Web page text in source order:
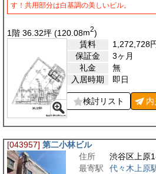
す！共用部分は白基調の美しいビル。
1階 36.32坪 (120.08m2)
賃料
1,272,728
保証金
3ヶ月
礼金
無
入居時期
即日
検討リスト 内
[043957] 第二小林ビル
住所
渋谷区上原
最寄駅
代々木上原